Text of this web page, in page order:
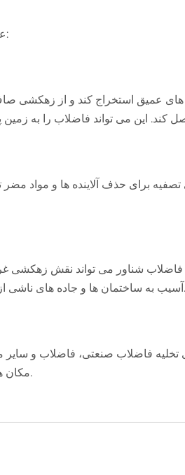
عملکرد پمپ های فاضلاب شناور عمدتاً شامل جنبه های زیر است:
آسیب به ساختمان ها و جاده های ناشی از سیل را کاهش دهد و از جان و امنیت اموال مردم محافظت کند.
مکان های تعیین شده برای حفظ عملکرد طبیعی تولید صنعتی تخلیه کند.